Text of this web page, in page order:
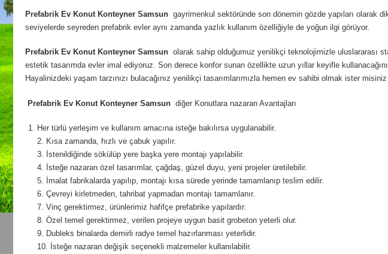
Prefabrik Ev Konut Konteyner Samsun gayrimenkul sektöründe son dönemin gözde yapıları olarak
seviyelerde seyreden prefabrik evler aynı zamanda yazlık kullanım özelliğiyle de yoğun ilgi görüyor.
Prefabrik Ev Konut Konteyner Samsun olarak sahip olduğumuz yenilikçi teknolojimizle uluslararası
estetik tasarımda evler imal ediyoruz. Son derece konfor sunan özellikte uzun yıllar keyifle
Hayalinizdeki yaşam tarzınızı bulacağınız yenilikçi tasarımlarımızla hemen ev sahibi olmak ister
Prefabrik Ev Konut Konteyner Samsun diğer Konutlara nazaran Avantajları
Her türlü yerleşim ve kullanım amacına isteğe bakılırsa uygulanabilir.
2. Kısa zamanda, hızlı ve çabuk yapılır.
3. İstenildiğinde sökülüp yere başka yere montajı yapılabilir.
4. İsteğe nazaran özel tasarımlar, çağdaş, güzel duyu, yeni projeler üretilebilir.
5. İmalat fabrikalarda yapılıp, montajı kısa sürede yerinde tamamlanıp teslim edilir.
6. Çevreyi kirletmeden, tahribat yapmadan montajı tamamlanır.
7. Vinç gerektirmez, ürünlerimiz hafifçe prefabrike yapılardır.
8. Özel temel gerektirmez, verilen projeye uygun basit grobeton yeterli olur.
9. Dubleks binalarda demirli radye temel hazırlanması yeterlidir.
10. İsteğe nazaran değişik seçenekli malzemeler kullanılabilir.